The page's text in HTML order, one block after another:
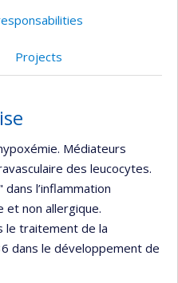
Projects
Médiateurs
des leucocytes.
l’inflammation
et non allergique.
le traitement de la
dans le développement de